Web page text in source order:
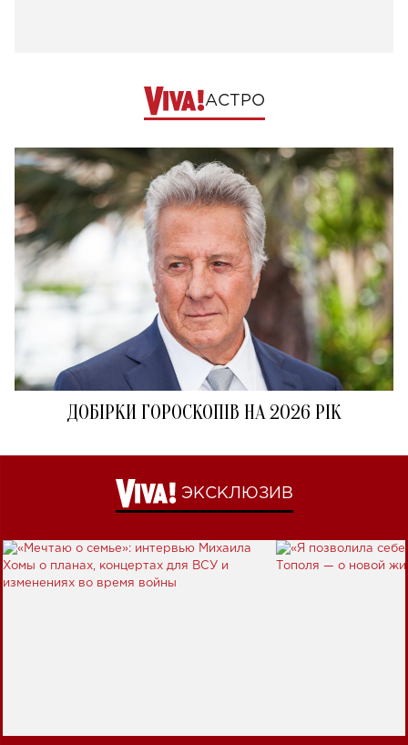
АСТРО
ДОБІРКИ ГОРОСКОПІВ НА 2026 РІК
ЭКСКЛЮЗИВ